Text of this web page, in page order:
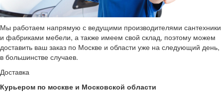
Мы работаем напрямую с ведущими производителями сантехники
и фабриками мебели, а также имеем свой склад, поэтому можем
доставить ваш заказ по Москве и области уже на следующий день,
в большинстве случаев.
Доставка
Курьером по москве и Московской области